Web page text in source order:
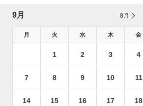
9月 8月
月 火 水 木 金
1 2 3 4
7 8 9 10 11
14 15 16 17 18